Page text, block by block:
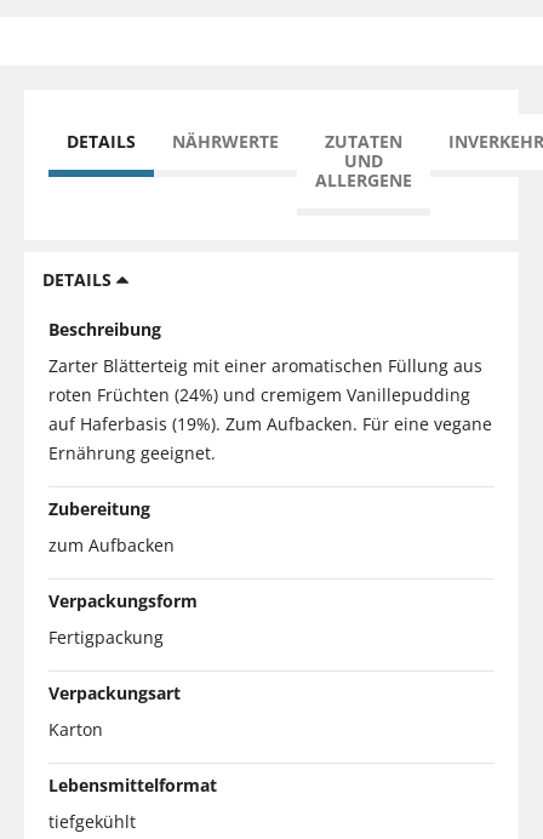
DETAILS NÄHRWERTE
ZUTATEN
UND
ALLERGENE
DETAILS
Beschreibung
Zarter Blätterteig mit einer aromatischen Füllung aus
roten Früchten (24%) und cremigem Vanillepudding
auf Haferbasis (19%). Zum Aufbacken. Für eine vegane
Ernährung geeignet.
Zubereitung
zum Aufbacken
Verpackungsform
Fertigpackung
Verpackungsart
Karton
Lebensmittelformat
tiefgekühlt